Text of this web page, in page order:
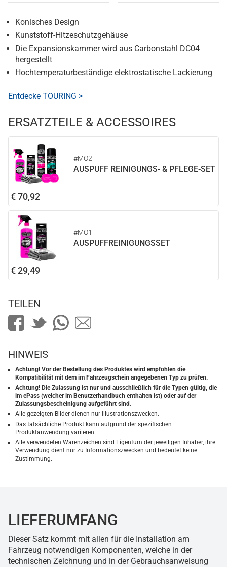
Konisches Design
Kunststoff-Hitzeschutzgehäuse
Die Expansionskammer wird aus Carbonstahl DC04
hergestellt
Hochtemperaturbeständige elektrostatische Lackierung
Entdecke TOURING >
ERSATZTEILE & ACCESSOIRES
#MO2
AUSPUFF REINIGUNGS- & PFLEGE-SET
€ 70,92
#MO1
AUSPUFFREINIGUNGSSET
€ 29,49
TEILEN
HINWEIS
Achtung! Vor der Bestellung des Produktes wird empfohlen die
Kompatibilität mit dem im Fahrzeugschein angegebenen Typ zu prüfen.
Achtung! Die Zulassung ist nur und ausschließlich für die Typen gültig, die
im ePass (welcher im Benutzerhandbuch enthalten ist) oder auf der
Zulassungsbescheinigung aufgeführt sind.
Alle gezeigten Bilder dienen nur Illustrationszwecken.
Das tatsächliche Produkt kann aufgrund der spezifischen
Produktanwendung variieren.
Alle verwendeten Warenzeichen sind Eigentum der jeweiligen Inhaber, ihre
Verwendung dient nur zu Informationszwecken und bedeutet keine
Zustimmung.
LIEFERUMFANG
Dieser Satz kommt mit allen für die Installation am
Fahrzeug notwendigen Komponenten, welche in der
technischen Zeichnung und in der Gebrauchsanweisung